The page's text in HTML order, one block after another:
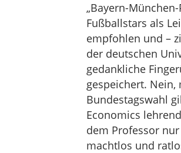
„Bayern-
Fußballstars als
empfohlen und –
der deutschen
gedankliche
gespeichert.
Bundestagswahl
Economics
dem Professor
machtlos und